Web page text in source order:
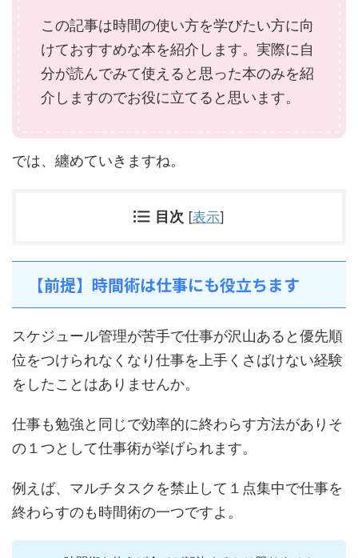
この記事は時間の使い方を学びたい方に向
けておすすめな本を紹介します。実際に自
分が読んでみて使えると思った本のみを紹
介しますのでお役に立てると思います。
では、纏めていきますね。
目次 [表示]
【前提】時間術は仕事にも役立ちます
スケジュール管理が苦手で仕事が沢山あると優先順
位をつけられなくなり仕事を上手くさばけない経験
をしたことはありませんか。
仕事も勉強と同じで効率的に終わらす方法がありそ
の１つとして仕事術が挙げられます。
例えば、マルチタスクを禁止して１点集中で仕事を
終わらすのも時間術の一つですよ。